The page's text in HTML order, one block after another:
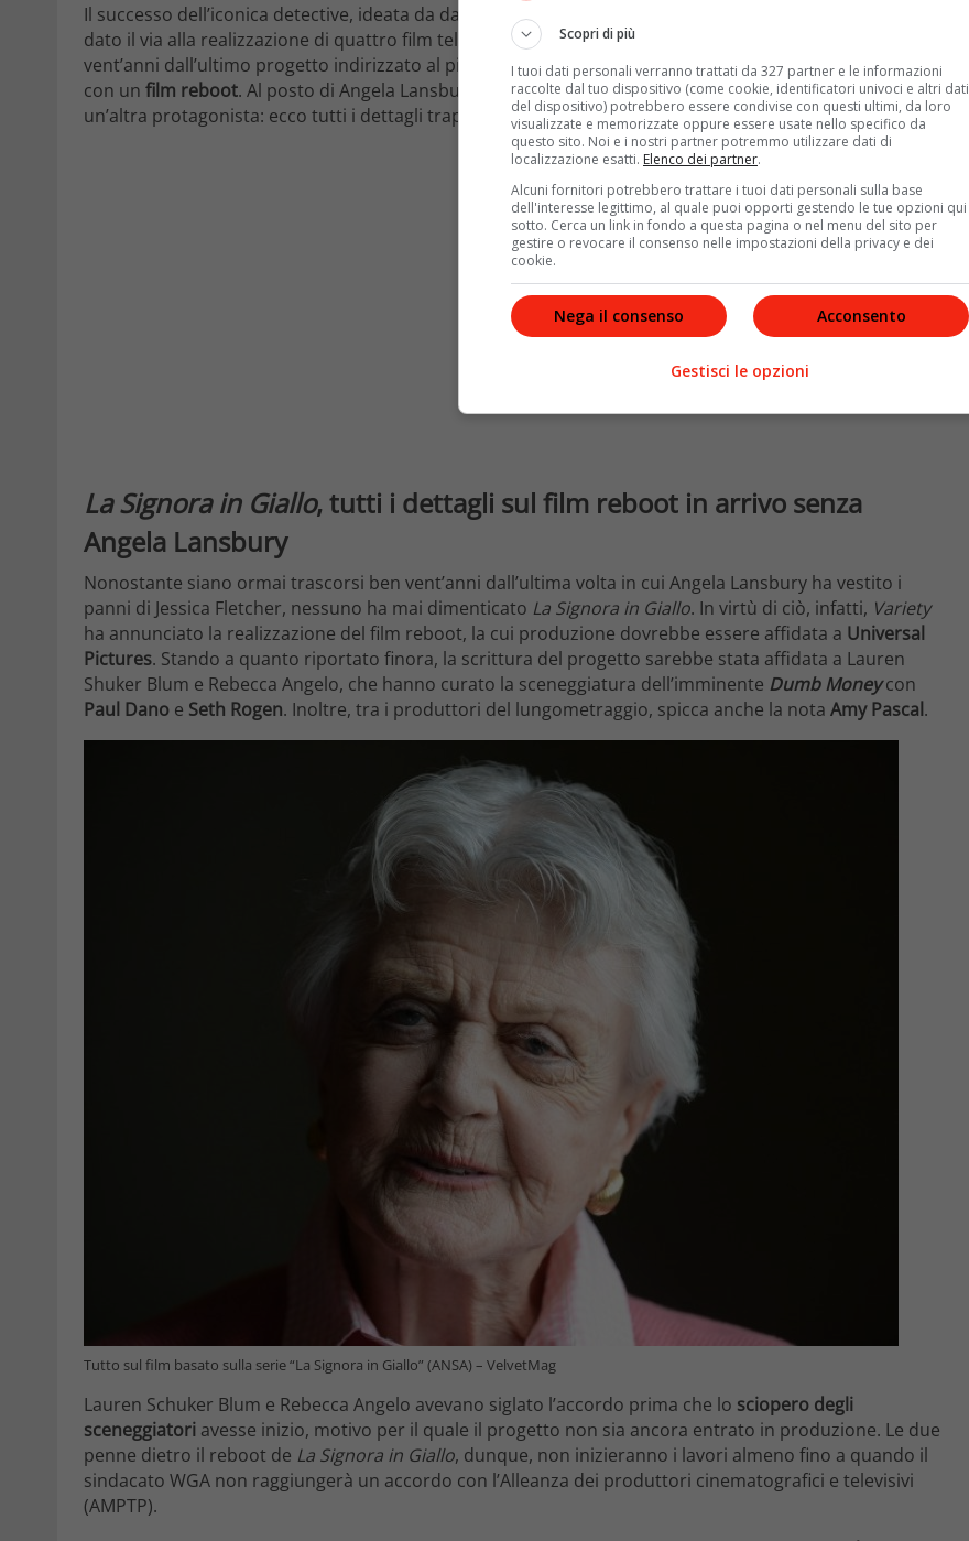
Il successo dell’iconica detective, ideata da da Peter S. Fischer, Richard Levinson e William Link, ha inoltre
dato il via alla realizzazione di quattro film televisivi, andatiin onda dal 1997 al 2003
vent’anni dall’ultimo progetto indirizzato al piccolo schermo,La Signora in Giallosi appresta a tornare
con un film reboot. Al posto di Angela Lansbury, tuttavia, il progetto vedrà al centro delle vicende
un’altra protagonista: ecco tutti i dettagli trapelati.
La Signora in Giallo, tutti i dettagli sul film reboot in arrivo senza
Angela Lansbury
Nonostante siano ormai trascorsi ben vent’anni dall’ultima volta in cui Angela Lansbury ha vestito i
panni di Jessica Fletcher, nessuno ha mai dimenticato La Signora in Giallo. In virtù di ciò, infatti, Variety
ha annunciato la realizzazione del film reboot, la cui produzione dovrebbe essere affidata a Universal
Pictures. Stando a quanto riportato finora, la scrittura del progetto sarebbe stata affidata a Lauren
Shuker Blum e Rebecca Angelo, che hanno curato la sceneggiatura dell’imminente Dumb Moneycon
Paul Dano e Seth Rogen. Inoltre, tra i produttori del lungometraggio, spicca anche la nota Amy Pascal.
Tutto sul film basato sulla serie “La Signora in Giallo” (ANSA) – VelvetMag
Lauren Schuker Blum e Rebecca Angelo avevano siglato l’accordo prima che lo sciopero degli
sceneggiatori avesse inizio, motivo per il quale il progetto non sia ancora entrato in produzione. Le due
penne dietro il reboot de La Signora in Giallo, dunque, non inizieranno i lavori almeno fino a quando il
sindacato WGA non raggiungerà un accordo con l’Alleanza dei produttori cinematografici e televisivi
(AMPTP).
Scopri di più
I tuoi dati personali verranno trattati da 327 partner e le informazioni
raccolte dal tuo dispositivo (come cookie, identificatori univoci e altri dati
del dispositivo) potrebbero essere condivise con questi ultimi, da loro
visualizzate e memorizzate oppure essere usate nello specifico da
questo sito. Noi e i nostri partner potremmo utilizzare dati di
localizzazione esatti. Elenco dei partner.
Alcuni fornitori potrebbero trattare i tuoi dati personali sulla base
dell'interesse legittimo, al quale puoi opporti gestendo le tue opzioni qui
sotto. Cerca un link in fondo a questa pagina o nel menu del sito per
gestire o revocare il consenso nelle impostazioni della privacy e dei
cookie.
Acconsento
Nega il consenso
Gestisci le opzioni